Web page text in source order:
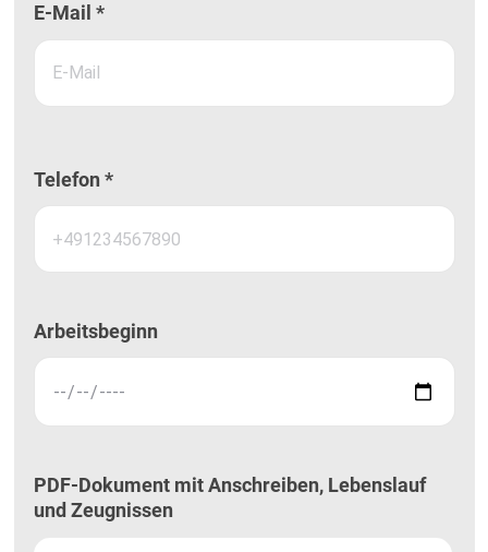
E-Mail *
Telefon *
Arbeitsbeginn
PDF-Dokument mit Anschreiben, Lebenslauf
und Zeugnissen